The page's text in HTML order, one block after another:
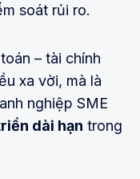
soát rủi ro.
– tài chính
xa vời, mà là
nghiệp SME
dài hạn trong